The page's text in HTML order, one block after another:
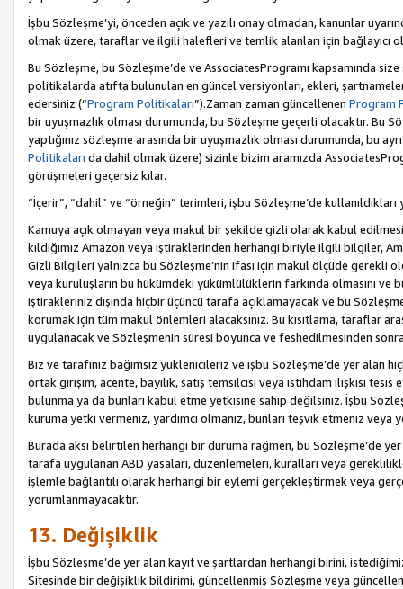
İşbu Sözleşme’yi, önceden açık ve yazılı onay olmadan, kanunlar
olmak üzere, taraflar ve ilgili halefleri ve temlik alanları için bağlayıcı
Bu Sözleşme, bu Sözleşme’de ve AssociatesProgramı kapsamında
politikalarda atıfta bulunulan en güncel versiyonları, ekleri,
edersiniz (“Program Politikaları”).Zaman zaman güncellenen Program
bir uyuşmazlık olması durumunda, bu Sözleşme geçerli olacaktır. Bu
yaptığınız sözleşme arasında bir uyuşmazlık olması durumunda, bu
Politikaları da dahil olmak üzere) sizinle bizim aramızda
görüşmeleri geçersiz kılar.
“İçerir”, “dahil” ve “örneğin” terimleri, işbu Sözleşme’de
Kamuya açık olmayan veya makul bir şekilde gizli olarak kabul
kıldığımız Amazon veya iştiraklerinden herhangi biriyle ilgili bilgiler,
Gizli Bilgileri yalnızca bu Sözleşme’nin ifası için makul ölçüde gerekli
veya kuruluşların bu hükümdeki yükümlülüklerin farkında olmasını ve
iştirakleriniz dışında hiçbir üçüncü tarafa açıklamayacak ve bu
korumak için tüm makul önlemleri alacaksınız. Bu kısıtlama, taraflar
uygulanacak ve Sözleşmenin süresi boyunca ve feshedilmesinden
Biz ve tarafınız bağımsız yüklenicileriz ve işbu Sözleşme’de yer alan
ortak girişim, acente, bayilik, satış temsilcisi veya istihdam ilişkisi
bulunma ya da bunları kabul etme yetkisine sahip değilsiniz. İşbu
kuruma yetki vermeniz, yardımcı olmanız, bunları teşvik etmeniz
Burada aksi belirtilen herhangi bir duruma rağmen, bu Sözleşme’de
tarafa uygulanan ABD yasaları, düzenlemeleri, kuralları veya
işlemle bağlantılı olarak herhangi bir eylemi gerçekleştirmek veya
yorumlanmayacaktır.
13. Değişiklik
İşbu Sözleşme’de yer alan kayıt ve şartlardan herhangi birini,
Sitesinde bir değişiklik bildirimi, güncellenmiş Sözleşme veya